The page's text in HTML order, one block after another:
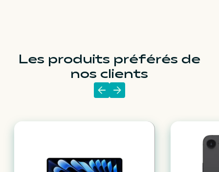
Les produits préférés de
nos clients